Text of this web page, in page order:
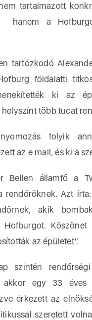
tartalmazott
hanem a
tartózkodó
földalatti
ki az
helyszínt több tucat
folyik
az e mail, és ki a
államfő a
rendőröknek. Azt
akik
Hofburgot.
az épületet”.
szintén
akkor egy 33 éves
érkezett az
szeretett